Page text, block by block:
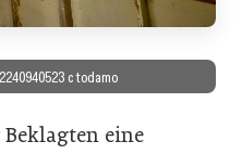
c todamo
eine